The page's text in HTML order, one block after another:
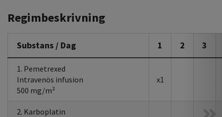
Regimbeskrivning
Substans / Dag 1 2 3
1. Pemetrexed
Intravenös infusion
500 mg/m²
x1
2. Karboplatin